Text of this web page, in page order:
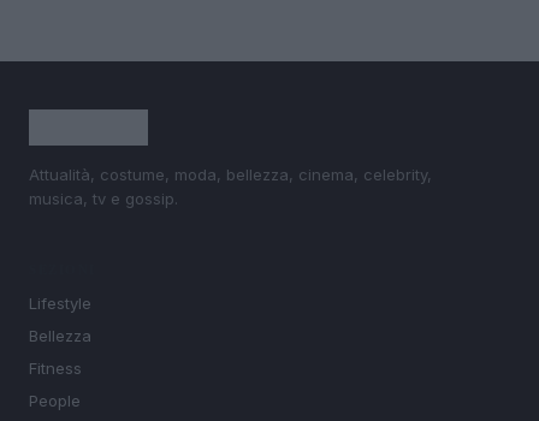
Attualità, costume, moda, bellezza, cinema, celebrity,
musica, tv e gossip.
Lifestyle
Bellezza
Fitness
People